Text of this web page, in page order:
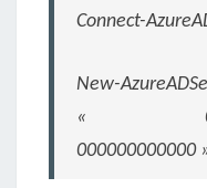
Connect-
New-
«
000000000000